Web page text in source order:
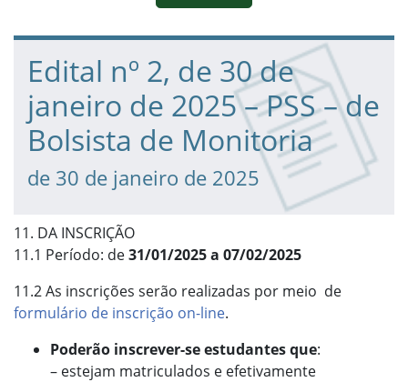
Fim da navegação
Início do conteúdo
Edital nº 2, de 30 de
janeiro de 2025 – PSS – de
Bolsista de Monitoria
de 30 de janeiro de 2025
11. DA INSCRIÇÃO
11.1 Período: de31/01/2025 a 07/02/2025
11.2 As inscrições serão realizadas por meio de
formulário de inscrição on-line.
Poderão inscrever-se estudantes que:
– estejam matriculados e efetivamente